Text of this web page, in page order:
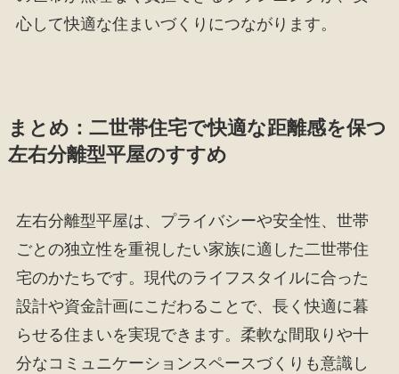
心して快適な住まいづくりにつながります。
まとめ：二世帯住宅で快適な距離感を保つ
左右分離型平屋のすすめ
左右分離型平屋は、プライバシーや安全性、世帯
ごとの独立性を重視したい家族に適した二世帯住
宅のかたちです。現代のライフスタイルに合った
設計や資金計画にこだわることで、長く快適に暮
らせる住まいを実現できます。柔軟な間取りや十
分なコミュニケーションスペースづくりも意識し